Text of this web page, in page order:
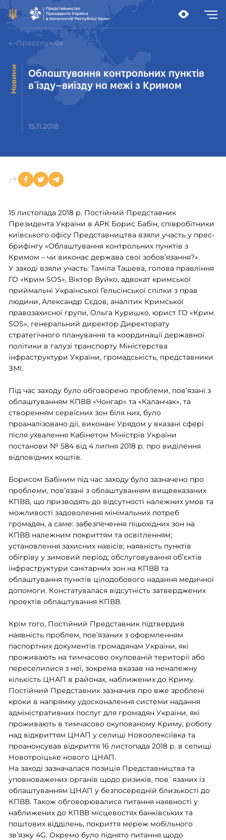
Пресслужба
Новини
Облаштування контрольних пунктів
в`їзду–виїзду на межі з Кримом
15.11.2018
15 листопада 2018 р. Постійний Представник
Президента України в АРК Борис Бабін, співробітники
київського офісу Представництва взяли участь у прес-
брифінгу «Облаштування контрольних пунктів з
Кримом – чи виконає держава свої зобов’язання?».
У заході взяли участь: Таміла Ташева, голова правління
ГО «Крим SOS», Віктор Вуйко, адвокат кримської
приймальні Української Гельсінської спілки з прав
людини, Александр Сєдов, аналітик Кримської
правозахисної групи, Ольга Куришко, юрист ГО «Крим
SOS», генеральний директор Директорату
стратегічного планування та координації державної
політики в галузі транспорту Міністерства
інфраструктури України, громадськість, представники
ЗМІ.
Під час заходу було обговорено проблеми, пов’язані з
облаштуванням КПВВ «Чонгар» та «Каланчак», та
створенням сервісних зон біля них, було
проаналізовано дії, виконані Урядом у вказані сфері
після ухвалення Кабінетом Міністрів України
постанови № 584 від 4 липня 2018 р. про виділення
відповідних коштів.
Борисом Бабіним під час заходу було зазначено про
проблеми, пов’язані з облаштуванням вищевказаних
КПВВ, що призводять до відсутності належних умов та
можливості задоволення мінімальних потреб
громадян, а саме: забезпечення пішохідних зон на
КПВВ належним покриттям та освітленням;
установлення захисних навісів; наявність пунктів
обігріву у зимовий період; обслуговування об’єктів
інфраструктури санітарних зон на КПВВ та
облаштування пунктів цілодобового надання медичної
допомоги. Констатувалася відсутність затверджених
проектів облаштування КПВВ.
Крім того, Постійний Представник підтвердив
наявність проблем, пов’язаних з оформленням
паспортних документів громадянам України, які
проживають на тимчасово окупованій території або
переселилися з неї, зокрема вказав на неналежну
кількість ЦНАП в районах, наближених до Криму.
Постійний Представник зазначив про вже зроблені
кроки в напрямку удосконалення системи надання
адміністративних послуг для громадян України, які
проживають в тимчасово окупованому Криму, роботу
над відкриттям ЦНАП у селищі Новоолексіївка та
проанонсував відкриття 16 листопада 2018 р. в селищі
Новотроїцьке нового ЦНАП.
На заході зазначалася позиція Представництва та
уповноважених органів щодо ризиків, пов`язаних із
облаштуванням ЦНАП у безпосередній близькості до
КПВВ. Також обговорювалися питання наявності у
наближених до КПВВ місцевостях банківських та
поштових відділень, покриття мереж мобільного
зв’язку 4G. Окремо було піднято питання щодо